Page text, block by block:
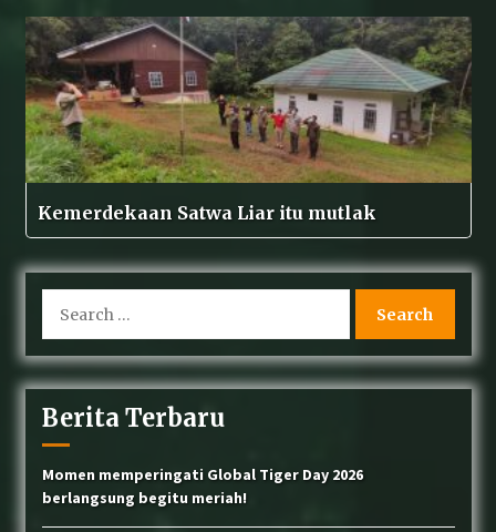
Kemerdekaan Satwa Liar itu mutlak
for:
Berita Terbaru
Momen memperingati Global Tiger Day 2026
berlangsung begitu meriah!